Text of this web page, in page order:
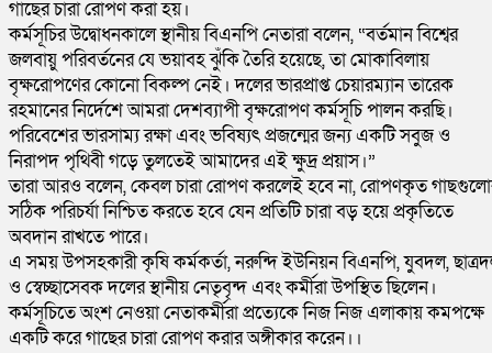
গাছের চারা রোপণ করা হয়।
কর্মসূচির উদ্বোধনকালে স্থানীয় বিএনপি নেতারা বলেন, “বর্তমান বিশ্বের
জলবায়ু পরিবর্তনের যে ভয়াবহ ঝুঁকি তৈরি হয়েছে, তা মোকাবিলায়
বৃক্ষরোপণের কোনো বিকল্প নেই। দলের ভারপ্রাপ্ত চেয়ারম্যান তারেক
রহমানের নির্দেশে আমরা দেশব্যাপী বৃক্ষরোপণ কর্মসূচি পালন করছি।
পরিবেশের ভারসাম্য রক্ষা এবং ভবিষ্যৎ প্রজন্মের জন্য একটি সবুজ ও
নিরাপদ পৃথিবী গড়ে তুলতেই আমাদের এই ক্ষুদ্র প্রয়াস।”
তারা আরও বলেন, কেবল চারা রোপণ করলেই হবে না, রোপণকৃত
সঠিক পরিচর্যা নিশ্চিত করতে হবে যেন প্রতিটি চারা বড় হয়ে প্রকৃতিতে
অবদান রাখতে পারে।
এ সময় উপসহকারী কৃষি কর্মকর্তা, নরুন্দি ইউনিয়ন বিএনপি, যুবদল,
ও স্বেচ্ছাসেবক দলের স্থানীয় নেতৃবৃন্দ এবং কর্মীরা উপস্থিত ছিলেন।
কর্মসূচিতে অংশ নেওয়া নেতাকর্মীরা প্রত্যেকে নিজ নিজ এলাকায় কমপক্ষে
একটি করে গাছের চারা রোপণ করার অঙ্গীকার করেন।।